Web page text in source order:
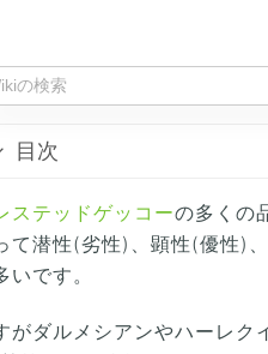
目次
ステッドゲッコーの多くの
て潜性(劣性)、顕性(優性)
いです。
がダルメシアンやハーレク